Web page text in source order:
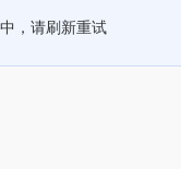
，请刷新重试